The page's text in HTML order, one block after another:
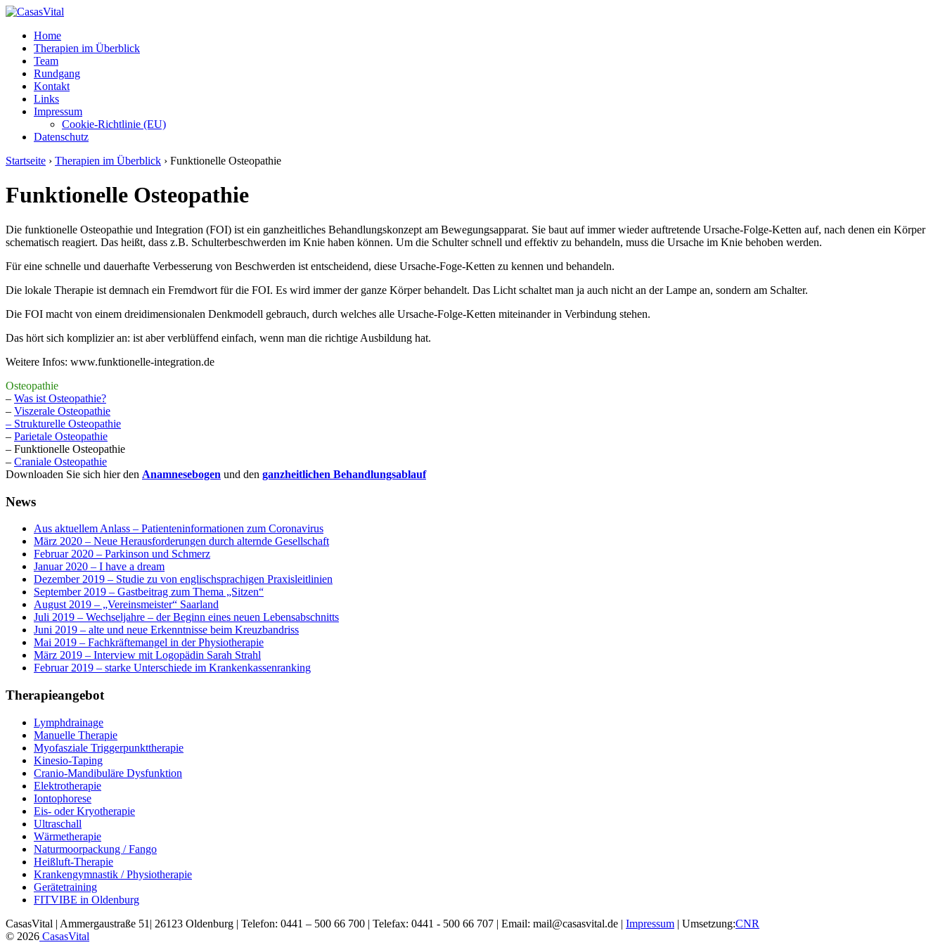
↓
Main
Content
Home
Therapien im Überblick
Team
Rundgang
Kontakt
Links
Impressum
Cookie-Richtlinie (EU)
Datenschutz
Startseite › Therapien im Überblick › Funktionelle Osteopathie
Funktionelle Osteopathie
Die funktionelle Osteopathie und Integration (FOI) ist ein ganzheitliches Behandlungskonzept am Bewegungsapparat. Sie baut auf immer wieder auftretende Ursache-Folge-Ketten auf, nach denen ein Körper
schematisch reagiert. Das heißt, dass z.B. Schulterbeschwerden im Knie haben können. Um die Schulter schnell und effektiv zu behandeln, muss die Ursache im Knie behoben werden.
Für eine schnelle und dauerhafte Verbesserung von Beschwerden ist entscheidend, diese Ursache-Foge-Ketten zu kennen und behandeln.
Die lokale Therapie ist demnach ein Fremdwort für die FOI. Es wird immer der ganze Körper behandelt. Das Licht schaltet man ja auch nicht an der Lampe an, sondern am Schalter.
Die FOI macht von einem dreidimensionalen Denkmodell gebrauch, durch welches alle Ursache-Folge-Ketten miteinander in Verbindung stehen.
Das hört sich komplizier an: ist aber verblüffend einfach, wenn man die richtige Ausbildung hat.
Weitere Infos: www.funktionelle-integration.de
Osteopathie
– Was ist Osteopathie?
– Viszerale Osteopathie
– Strukturelle Osteopathie
– Parietale Osteopathie
– Funktionelle Osteopathie
– Craniale Osteopathie
Downloaden Sie sich hier den Anamnesebogen und den ganzheitlichen Behandlungsablauf
News
Aus aktuellem Anlass – Patienteninformationen zum Coronavirus
März 2020 – Neue Herausforderungen durch alternde Gesellschaft
Februar 2020 – Parkinson und Schmerz
Januar 2020 – I have a dream
Dezember 2019 – Studie zu von englischsprachigen Praxisleitlinien
September 2019 – Gastbeitrag zum Thema „Sitzen“
August 2019 – „Vereinsmeister“ Saarland
Juli 2019 – Wechseljahre – der Beginn eines neuen Lebensabschnitts
Juni 2019 – alte und neue Erkenntnisse beim Kreuzbandriss
Mai 2019 – Fachkräftemangel in der Physiotherapie
März 2019 – Interview mit Logopädin Sarah Strahl
Februar 2019 – starke Unterschiede im Krankenkassenranking
Therapieangebot
Lymphdrainage
Manuelle Therapie
Myofasziale Triggerpunkttherapie
Kinesio-Taping
Cranio-Mandibuläre Dysfunktion
Elektrotherapie
Iontophorese
Eis- oder Kryotherapie
Ultraschall
Wärmetherapie
Naturmoorpackung / Fango
Heißluft-Therapie
Krankengymnastik / Physiotherapie
Gerätetraining
FITVIBE in Oldenburg
CasasVital | Ammergaustraße 51| 26123 Oldenburg | Telefon: 0441 – 500 66 700 | Telefax: 0441 - 500 66 707 | Email: mail@casasvital.de | Impressum | Umsetzung:CNR
© 2026 CasasVital